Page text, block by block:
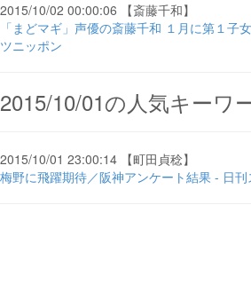
2015/10/02 00:00:06 【斎藤千和】
「まどマギ」声優の斎藤千和 １月に第１子
ツニッポン
2015/10/01の人気キーワ
2015/10/01 23:00:14 【町田貞稔】
梅野に飛躍期待／阪神アンケート結果 - 日刊